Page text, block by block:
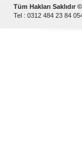
Tüm Hakları Saklıdır
Tel : 0312 484 23 84